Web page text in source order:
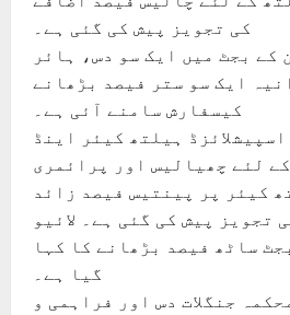
کی تجویز پیش کی گئی ہے۔
کے بجٹ میں ایک سو دس، ہائر
ایک سو ستر فیصد بڑھانے
کیسفارش سامنے آئی ہے۔
ہیلتھ کیئر اینڈ
لئے چھیالیس اور پرائمری
کیئر پر پینتیس فیصد زائد
تجویز پیش کی گئی ہے۔ لائیو
ساٹھ فیصد بڑھانے کا کہا
گیا ہے۔
جنگلات دس اور فراہمی و